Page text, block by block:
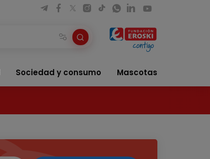
Sociedad y consumo Mascotas